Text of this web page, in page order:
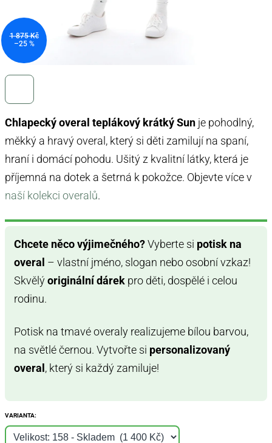
Chlapecký overal teplákový krátký Sun je pohodlný,
měkký a hravý overal, který si děti zamilují na spaní,
hraní i domácí pohodu. Ušitý z kvalitní látky, která je
příjemná na dotek a šetrná k pokožce. Objevte více v
naší kolekci overalů.
Chcete něco výjimečného?Vyberte si potisk na
overal – vlastní jméno, slogan nebo osobní vzkaz!
Skvělýoriginální dárek pro děti, dospělé i celou
rodinu.
Potisk na tmavé overaly realizujeme bílou barvou,
na světlé černou. Vytvořte si personalizovaný
overal , který si každý zamiluje!
VARIANTA:
1 875 Kč
–25 %